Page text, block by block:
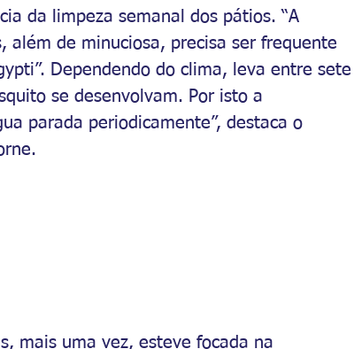
da limpeza semanal dos pátios. “A
além de minuciosa, precisa ser frequente
Dependendo do clima, leva entre sete
se desenvolvam. Por isto a
parada periodicamente”, destaca o
mais uma vez, esteve focada na